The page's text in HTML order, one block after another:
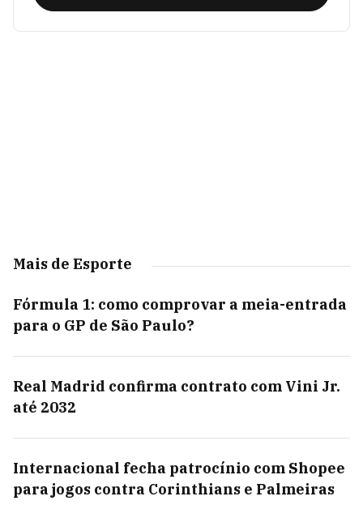
Mais de Esporte
Fórmula 1: como comprovar a meia-entrada
para o GP de São Paulo?
Real Madrid confirma contrato com Vini Jr.
até 2032
Internacional fecha patrocínio com Shopee
para jogos contra Corinthians e Palmeiras